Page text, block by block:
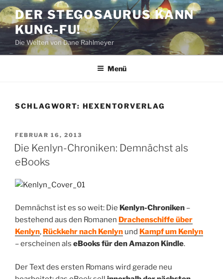
Zum
Inhalt
springen
DER STEGOSAURUS KANN
KUNG-FU!
Die Welten von Dane Rahlmeyer
Menü
SCHLAGWORT: HEXENTORVERLAG
VERÖFFENTLICHT
AM
FEBRUAR 16, 2013
Die Kenlyn-Chroniken: Demnächst als
eBooks
Demnächst ist es so weit: Die Kenlyn-Chroniken –
bestehend aus den Romanen Drachenschiffe über
Kenlyn, Rückkehr nach Kenlyn und Kampf um Kenlyn
– erscheinen als eBooks für den Amazon Kindle.
Der Text des ersten Romans wird gerade neu